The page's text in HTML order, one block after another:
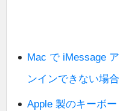
Mac で iMessage
ンインできない場合
Apple 製のキーボ